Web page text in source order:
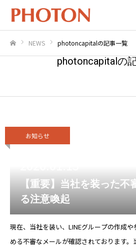
NEWS photoncapitalの記事一覧
photoncapitalの
お知らせ
【重要】当社を装った不
る注意喚起
現在、当社を装い、LINEグループの作成
める不審なメールが確認されております